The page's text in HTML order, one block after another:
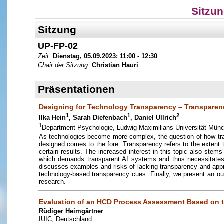
Sitzung
UP-FP-02
Zeit: Dienstag, 05.09.2023: 11:00 - 12:30
Chair der Sitzung: Christian Hauri
Präsentationen
Designing for Technology Transparency –
Ilka Hein1, Sarah Diefenbach1, Daniel Ullrich2
1Department Psychologie, Ludwig-Maximilians-Universität
As technologies become more complex, the question of how
designed comes to the fore. Transparency refers to the
certain results. The increased interest in this topic also
which demands transparent AI systems and thus
discusses examples and risks of lacking transparency and
technology-based transparency cues. Finally, we present an
research.
Evaluation of an HCD Process Assessment Based on
Rüdiger Heimgärtner
IUIC, Deutschland